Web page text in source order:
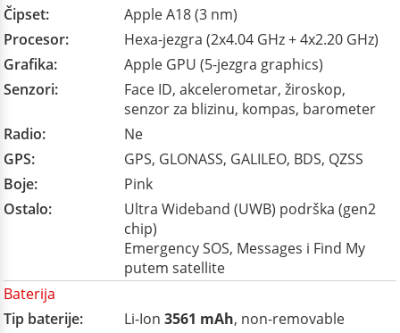
Čipset:
Apple A18 (3 nm)
Procesor:
Hexa-jezgra (2x4.04 GHz + 4x2.20 GHz)
Grafika:
Apple GPU (5-jezgra graphics)
Senzori:
Face ID, akcelerometar, žiroskop,
senzor za blizinu, kompas, barometer
Radio:
Ne
GPS:
GPS, GLONASS, GALILEO, BDS, QZSS
Boje:
Pink
Ostalo:
Ultra Wideband (UWB) podrška (gen2
chip)
Emergency SOS, Messages i Find My
putem satellite
Baterija
Tip baterije:
Li-Ion 3561 mAh, non-removable